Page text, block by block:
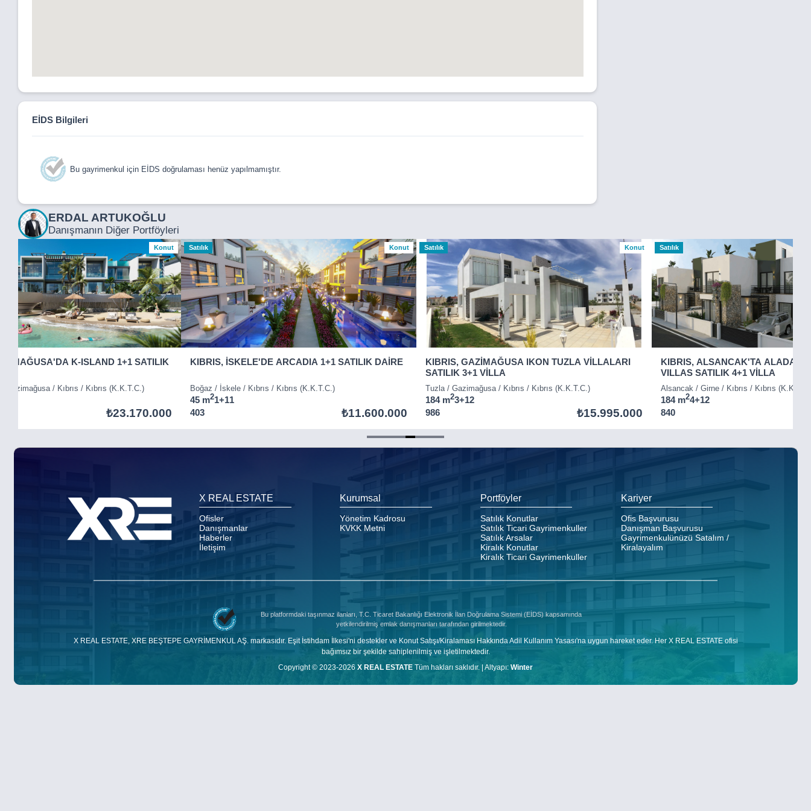
EİDS Bilgileri
Bu gayrimenkul için EİDS doğrulaması henüz yapılmamıştır.
ERDAL ARTUKOĞLU
Danışmanın Diğer Portföyleri
Konut
K-ISLAND 1+1 SATILIK
/ Gazimağusa / Kıbrıs / Kıbrıs (K.K.T.C.)
₺23.170.000
Satılık Konut
KIBRIS, İSKELE'DE ARCADIA 1+1 SATILIK DAİRE
Boğaz / İskele / Kıbrıs / Kıbrıs (K.K.T.C.)
45 m21+11
403
₺11.600.000
Satılık Konut
KIBRIS, GAZİMAĞUSA IKON TUZLA VİLLALARI
SATILIK 3+1 VİLLA
Tuzla / Gazimağusa / Kıbrıs / Kıbrıs (K.K.T.C.)
184 m23+12
986
₺15.995.000
Satılık
KIBRIS, ALSANCAK'TA
VILLAS SATILIK 4+1 VİLLA
Alsancak / Girne / Kıbrıs / Kıbrıs
184 m24+12
840
X REAL ESTATE
Ofisler
Danışmanlar
Haberler
İletişim
Kurumsal
Yönetim Kadrosu
KVKK Metni
Portföyler
Satılık Konutlar
Satılık Ticari Gayrimenkuller
Satılık Arsalar
Kiralık Konutlar
Kiralık Ticari Gayrimenkuller
Kariyer
Ofis Başvurusu
Danışman Başvurusu
Gayrimenkulünüzü Satalım /
Kiralayalım
Bu platformdaki taşınmaz ilanları, T.C. Ticaret Bakanlığı Elektronik İlan Doğrulama Sistemi (EİDS) kapsamında
yetkilendirilmiş emlak danışmanları tarafından girilmektedir.
X REAL ESTATE, XRE BEŞTEPE GAYRİMENKUL AŞ. markasıdır. Eşit İstihdam İlkesi'ni destekler ve Konut Satışı/Kiralaması Hakkında Adil Kullanım Yasası'na uygun hareket eder. Her X REAL ESTATE ofisi
bağımsız bir şekilde sahiplenilmiş ve işletilmektedir.
Copyright © 2023-2026 X REAL ESTATE Tüm hakları saklıdır. | Altyapı: Winter